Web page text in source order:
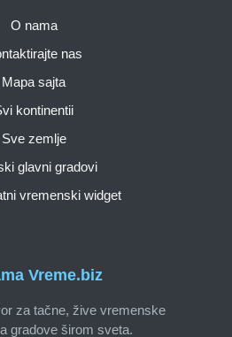
Vreme.biz
za tačne, žive vremenske
gradove širom sveta.
O nama
nas
Mapa sajta
kontinentii
Sve zemlje
glavni gradovi
vremenski widget